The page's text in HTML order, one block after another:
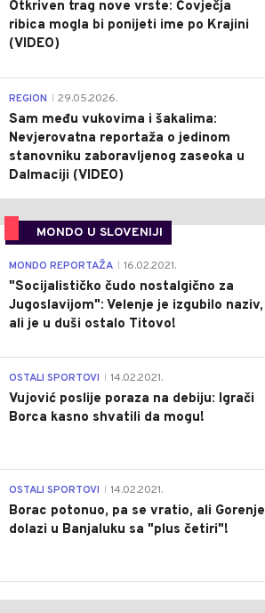
Otkriven trag nove vrste: Čovječja
ribica mogla bi ponijeti ime po Krajini
(VIDEO)
REGION 29.05.2026.
Sam među vukovima i šakalima:
Nevjerovatna reportaža o jedinom
stanovniku zaboravljenog zaseoka u
Dalmaciji (VIDEO)
MONDO U SLOVENIJI
MONDO REPORTAŽA 16.02.2021.
"Socijalističko čudo nostalgično za
Jugoslavijom": Velenje je izgubilo naziv,
ali je u duši ostalo Titovo!
OSTALI SPORTOVI 14.02.2021.
Vujović poslije poraza na debiju: Igrači
Borca kasno shvatili da mogu!
OSTALI SPORTOVI 14.02.2021.
Borac potonuo, pa se vratio, ali Gorenje
dolazi u Banjaluku sa "plus četiri"!